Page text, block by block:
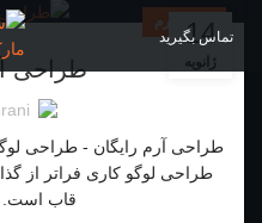
تماس بگیرید
14
ژانویه
لوگو و آرم
طراحی
طراحی آرم رایگان - طراحی
طراحی لوگو کاری فراتر از
قاب است.